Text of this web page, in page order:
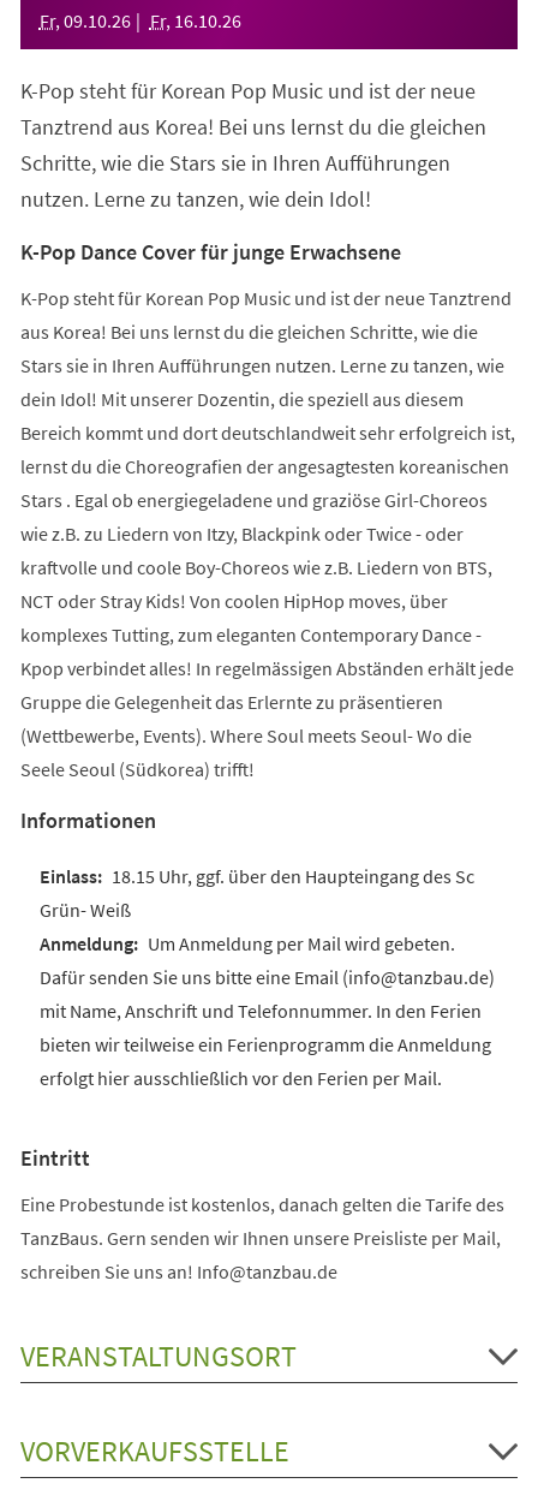
Fr, 09.10.26 Fr, 16.10.26
K-Pop steht für Korean Pop Music und ist der neue
Tanztrend aus Korea! Bei uns lernst du die gleichen
Schritte, wie die Stars sie in Ihren Aufführungen
nutzen. Lerne zu tanzen, wie dein Idol!
K-Pop Dance Cover für junge Erwachsene
K-Pop steht für Korean Pop Music und ist der neue Tanztrend
aus Korea! Bei uns lernst du die gleichen Schritte, wie die
Stars sie in Ihren Aufführungen nutzen. Lerne zu tanzen, wie
dein Idol! Mit unserer Dozentin, die speziell aus diesem
Bereich kommt und dort deutschlandweit sehr erfolgreich ist,
lernst du die Choreografien der angesagtesten koreanischen
Stars . Egal ob energiegeladene und graziöse Girl-Choreos
wie z.B. zu Liedern von Itzy, Blackpink oder Twice - oder
kraftvolle und coole Boy-Choreos wie z.B. Liedern von BTS,
NCT oder Stray Kids! Von coolen HipHop moves, über
komplexes Tutting, zum eleganten Contemporary Dance -
Kpop verbindet alles! In regelmässigen Abständen erhält jede
Gruppe die Gelegenheit das Erlernte zu präsentieren
(Wettbewerbe, Events). Where Soul meets Seoul- Wo die
Seele Seoul (Südkorea) trifft!
Informationen
18.15 Uhr, ggf. über den Haupteingang des Sc
Grün- Weiß
Um Anmeldung per Mail wird gebeten.
Dafür senden Sie uns bitte eine Email (info@tanzbau.de)
mit Name, Anschrift und Telefonnummer. In den Ferien
bieten wir teilweise ein Ferienprogramm die Anmeldung
erfolgt hier ausschließlich vor den Ferien per Mail.
Eintritt
Eine Probestunde ist kostenlos, danach gelten die Tarife des
TanzBaus. Gern senden wir Ihnen unsere Preisliste per Mail,
schreiben Sie uns an! Info@tanzbau.de
VERANSTALTUNGSORT
VORVERKAUFSSTELLE